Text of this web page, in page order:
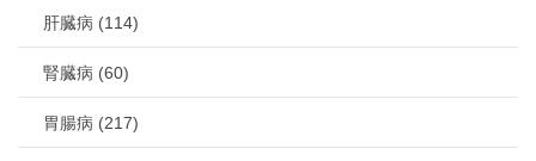
肝臓病 (114)
腎臓病 (60)
胃腸病 (217)